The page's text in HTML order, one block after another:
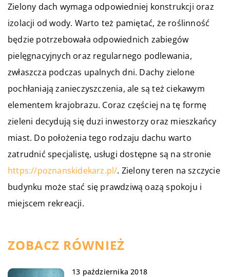
Zielony dach wymaga odpowiedniej konstrukcji oraz
izolacji od wody. Warto też pamiętać, że roślinność
będzie potrzebowała odpowiednich zabiegów
pielęgnacyjnych oraz regularnego podlewania,
zwłaszcza podczas upalnych dni. Dachy zielone
pochłaniają zanieczyszczenia, ale są też ciekawym
elementem krajobrazu. Coraz częściej na tę formę
zieleni decydują się duzi inwestorzy oraz mieszkańcy
miast. Do położenia tego rodzaju dachu warto
zatrudnić specjalistę, usługi dostępne są na stronie
https://poznanskidekarz.pl/. Zielony teren na szczycie
budynku może stać się prawdziwą oazą spokoju i
miejscem rekreacji.
ZOBACZ RÓWNIEŻ
13 października 2018